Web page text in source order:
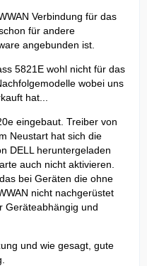
Verbindung für das
für andere
angebunden ist.
5821E wohl nicht für das
wobei uns
hat...
eingebaut. Treiber von
Neustart hat sich die
DELL heruntergeladen
auch nicht aktivieren.
bei Geräten die ohne
nicht nachgerüstet
Geräteabhängig und
und wie gesagt, gute